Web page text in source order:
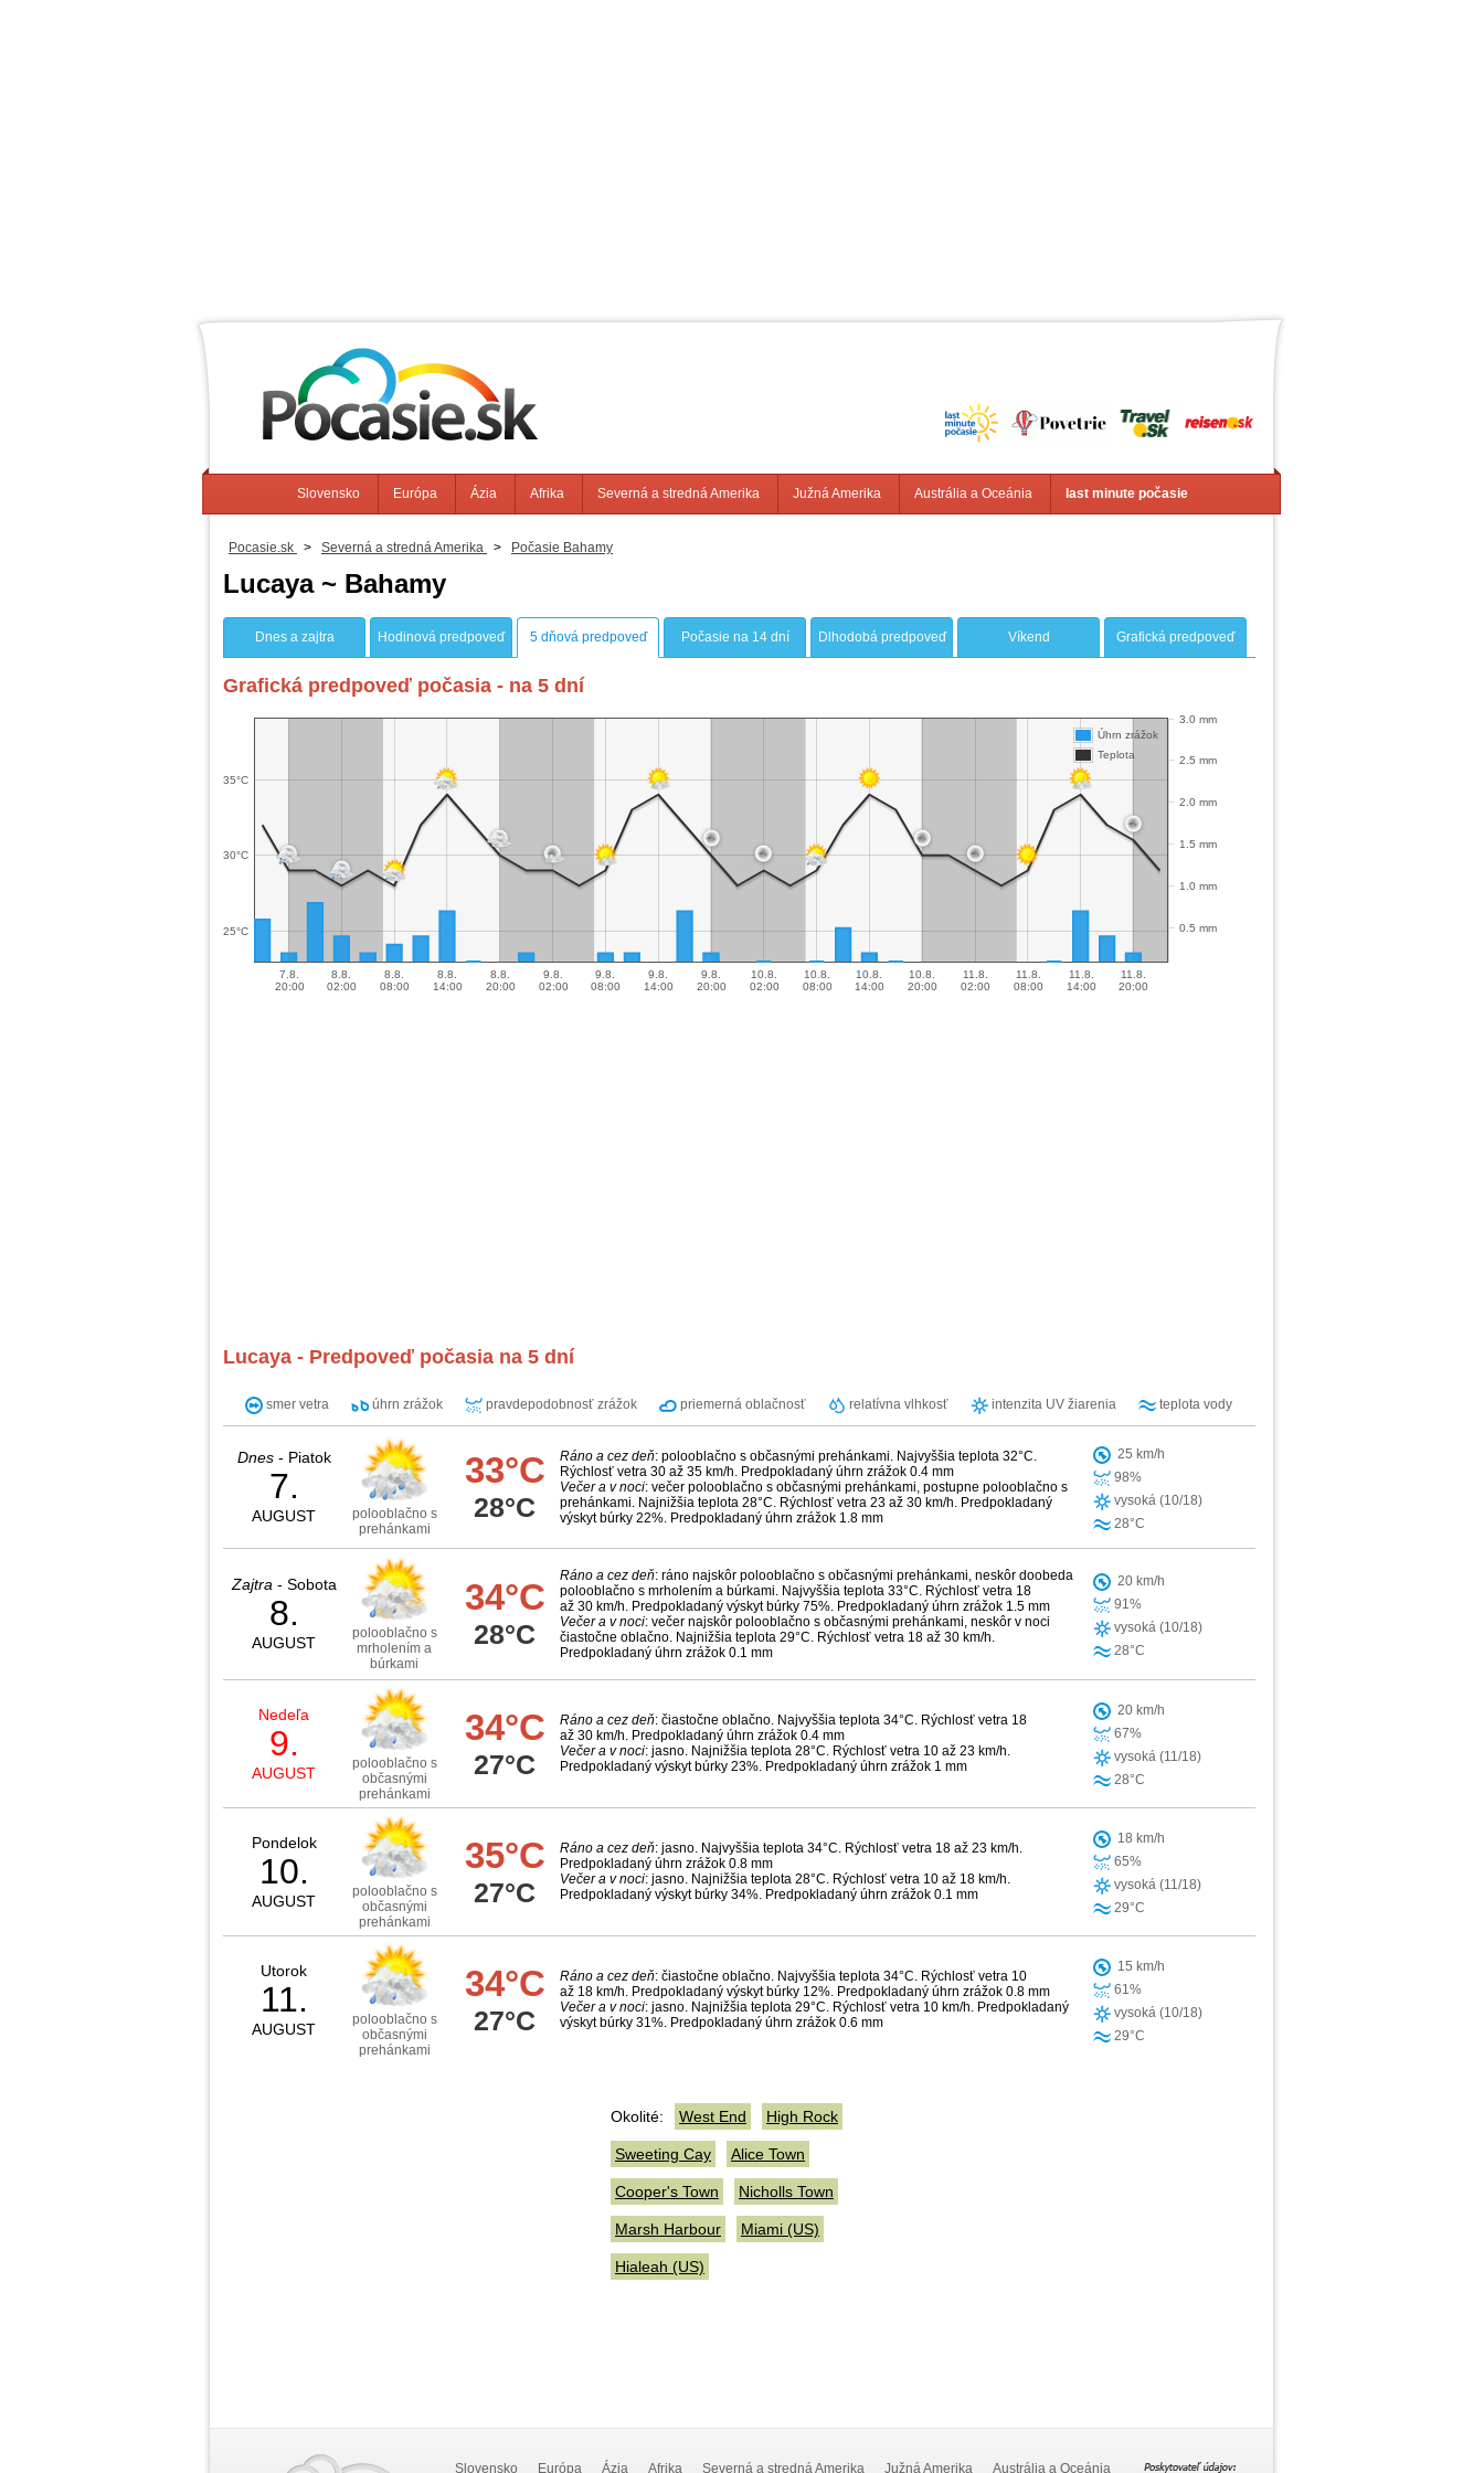
Slovensko Európa Ázia Afrika Severná a stredná Amerika Južná Amerika Austrália a Oceánia last minute počasie
Pocasie.sk > Severná a stredná Amerika > Počasie Bahamy
Lucaya ~ Bahamy
Dnes a zajtra Hodinová predpoveď 5 dňová predpoveď Počasie na 14 dní Dlhodobá predpoveď Víkend Grafická predpoveď
Grafická predpoveď počasia - na 5 dní
7.8.
20:00
8.8.
02:00
8.8.
08:00
8.8.
14:00
8.8.
20:00
9.8.
02:00
9.8.
08:00
9.8.
14:00
9.8.
20:00
10.8.
02:00
10.8.
08:00
10.8.
14:00
10.8.
20:00
11.8.
02:00
11.8.
08:00
11.8.
14:00
11.8.
20:00
25°C
30°C
35°C
0.5 mm
1.0 mm
1.5 mm
2.0 mm
2.5 mm
3.0 mm
Úhrn zrážok
Teplota
Lucaya - Predpoveď počasia na 5 dní
smer vetra úhrn zrážok pravdepodobnosť zrážok priemerná oblačnosť relatívna vlhkosť intenzita UV žiarenia teplota vody
Dnes- Piatok
7.
AUGUST
polooblačno s
prehánkami
33°C
28°C
Ráno a cez deň: polooblačno s občasnými prehánkami. Najvyššia teplota 32°C.
Rýchlosť vetra 30 až 35 km/h. Predpokladaný úhrn zrážok 0.4 mm
Večer a v noci: večer polooblačno s občasnými prehánkami, postupne polooblačno s
prehánkami. Najnižšia teplota 28°C. Rýchlosť vetra 23 až 30 km/h. Predpokladaný
výskyt búrky 22%. Predpokladaný úhrn zrážok 1.8 mm
25 km/h
98%
vysoká (10/18)
28°C
Zajtra - Sobota
8.
AUGUST
polooblačno s
mrholením a
búrkami
34°C
28°C
Ráno a cez deň: ráno najskôr polooblačno s občasnými prehánkami, neskôr doobeda
polooblačno s mrholením a búrkami. Najvyššia teplota 33°C. Rýchlosť vetra 18
až 30 km/h. Predpokladaný výskyt búrky 75%. Predpokladaný úhrn zrážok 1.5 mm
Večer a v noci: večer najskôr polooblačno s občasnými prehánkami, neskôr v noci
čiastočne oblačno. Najnižšia teplota 29°C. Rýchlosť vetra 18 až 30 km/h.
Predpokladaný úhrn zrážok 0.1 mm
20 km/h
91%
vysoká (10/18)
28°C
Nedeľa
9.
AUGUST
polooblačno s
občasnými
prehánkami
34°C
27°C
Ráno a cez deň: čiastočne oblačno. Najvyššia teplota 34°C. Rýchlosť vetra 18
až 30 km/h. Predpokladaný úhrn zrážok 0.4 mm
Večer a v noci: jasno. Najnižšia teplota 28°C. Rýchlosť vetra 10 až 23 km/h.
Predpokladaný výskyt búrky 23%. Predpokladaný úhrn zrážok 1 mm
20 km/h
67%
vysoká (11/18)
28°C
Pondelok
10.
AUGUST
polooblačno s
občasnými
prehánkami
35°C
27°C
Ráno a cez deň: jasno. Najvyššia teplota 34°C. Rýchlosť vetra 18 až 23 km/h.
Predpokladaný úhrn zrážok 0.8 mm
Večer a v noci: jasno. Najnižšia teplota 28°C. Rýchlosť vetra 10 až 18 km/h.
Predpokladaný výskyt búrky 34%. Predpokladaný úhrn zrážok 0.1 mm
18 km/h
65%
vysoká (11/18)
29°C
Utorok
11.
AUGUST
polooblačno s
občasnými
prehánkami
34°C
27°C
Ráno a cez deň: čiastočne oblačno. Najvyššia teplota 34°C. Rýchlosť vetra 10
až 18 km/h. Predpokladaný výskyt búrky 12%. Predpokladaný úhrn zrážok 0.8 mm
Večer a v noci: jasno. Najnižšia teplota 29°C. Rýchlosť vetra 10 km/h. Predpokladaný
výskyt búrky 31%. Predpokladaný úhrn zrážok 0.6 mm
15 km/h
61%
vysoká (10/18)
29°C
Okolité: West End High Rock
Sweeting Cay Alice Town
Cooper's Town Nicholls Town
Marsh Harbour Miami (US)
Hialeah (US)
Slovensko Európa Ázia Afrika Severná a stredná Amerika Južná Amerika Austrália a Oceánia